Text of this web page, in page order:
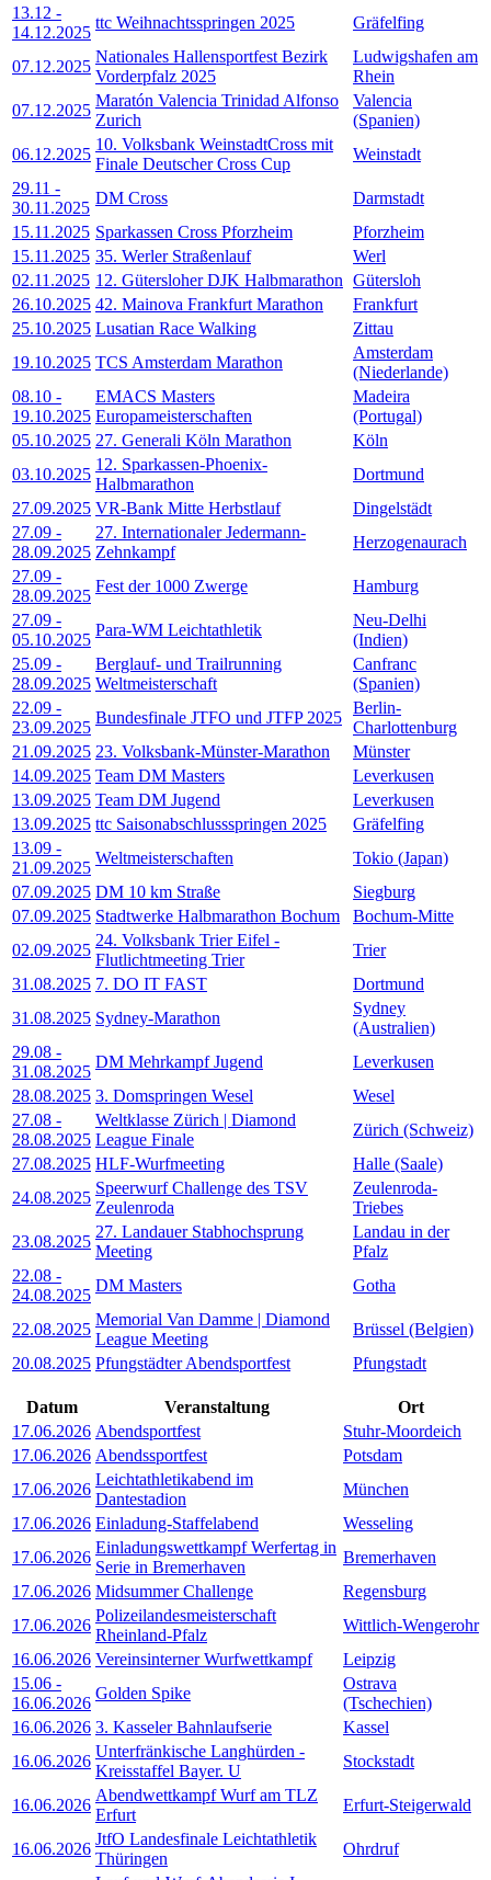
13.12 -
14.12.2025
ttc Weihnachtsspringen 2025 Gräfelfing
07.12.2025
Nationales Hallensportfest Bezirk
Vorderpfalz 2025
Ludwigshafen am
Rhein
07.12.2025
Maratón Valencia Trinidad Alfonso
Zurich
Valencia
(Spanien)
06.12.2025
10. Volksbank WeinstadtCross mit
Finale Deutscher Cross Cup
Weinstadt
29.11 -
30.11.2025
DM Cross
Darmstadt
15.11.2025 Sparkassen Cross Pforzheim
Pforzheim
15.11.2025 35. Werler Straßenlauf
Werl
02.11.2025 12. Gütersloher DJK Halbmarathon Gütersloh
26.10.2025 42. Mainova Frankfurt Marathon
Frankfurt
25.10.2025 Lusatian Race Walking
Zittau
19.10.2025 TCS Amsterdam Marathon
Amsterdam
(Niederlande)
08.10 -
19.10.2025
EMACS Masters
Europameisterschaften
Madeira
(Portugal)
05.10.2025 27. Generali Köln Marathon
Köln
03.10.2025
12. Sparkassen-Phoenix-
Halbmarathon
Dortmund
27.09.2025 VR-Bank Mitte Herbstlauf
Dingelstädt
27.09 -
28.09.2025
27. Internationaler Jedermann-
Zehnkampf
Herzogenaurach
27.09 -
28.09.2025
Fest der 1000 Zwerge
Hamburg
27.09 -
05.10.2025
Para-WM Leichtathletik
Neu-Delhi
(Indien)
25.09 -
28.09.2025
Berglauf- und Trailrunning
Weltmeisterschaft
Canfranc
(Spanien)
22.09 -
23.09.2025
Bundesfinale JTFO und JTFP 2025
Berlin-
Charlottenburg
21.09.2025 23. Volksbank-Münster-Marathon
Münster
14.09.2025 Team DM Masters
Leverkusen
13.09.2025 Team DM Jugend
Leverkusen
13.09.2025 ttc Saisonabschlussspringen 2025
Gräfelfing
13.09 -
21.09.2025
Weltmeisterschaften
Tokio (Japan)
07.09.2025 DM 10 km Straße
Siegburg
07.09.2025 Stadtwerke Halbmarathon Bochum
Bochum-Mitte
02.09.2025
24. Volksbank Trier Eifel -
Flutlichtmeeting Trier
Trier
31.08.2025 7. DO IT FAST
Dortmund
31.08.2025 Sydney-Marathon
Sydney
(Australien)
29.08 -
31.08.2025
DM Mehrkampf Jugend
Leverkusen
28.08.2025 3. Domspringen Wesel
Wesel
27.08 -
28.08.2025
Weltklasse Zürich | Diamond
League Finale
Zürich (Schweiz)
27.08.2025 HLF-Wurfmeeting
Halle (Saale)
24.08.2025
Speerwurf Challenge des TSV
Zeulenroda
Zeulenroda-
Triebes
23.08.2025
27. Landauer Stabhochsprung
Meeting
Landau in der
Pfalz
22.08 -
24.08.2025
DM Masters Gotha
22.08.2025
Memorial Van Damme | Diamond
League Meeting
Brüssel (Belgien)
20.08.2025 Pfungstädter Abendsportfest Pfungstadt
Datum Veranstaltung
Ort
17.06.2026 Abendsportfest
Stuhr-Moordeich
17.06.2026 Abendssportfest
Potsdam
17.06.2026
Leichtathletikabend im
Dantestadion
München
17.06.2026 Einladung-Staffelabend
Wesseling
17.06.2026
Einladungswettkampf Werfertag in
Serie in Bremerhaven
Bremerhaven
17.06.2026 Midsummer Challenge
Regensburg
17.06.2026
Polizeilandesmeisterschaft
Rheinland-Pfalz
Wittlich-Wengerohr
16.06.2026 Vereinsinterner Wurfwettkampf
Leipzig
15.06 -
16.06.2026
Golden Spike
Ostrava
(Tschechien)
16.06.2026 3. Kasseler Bahnlaufserie
Kassel
16.06.2026
Unterfränkische Langhürden -
Kreisstaffel Bayer. U
Stockstadt
16.06.2026
Abendwettkampf Wurf am TLZ
Erfurt
Erfurt-Steigerwald
16.06.2026
JtfO Landesfinale Leichtathletik
Thüringen
Ohrdruf